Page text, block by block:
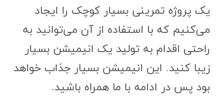
یک پروژه تمرینی بسیار کوچک را ایجاد
می‌کنیم که با استفاده از آن می‌توانید به
راحتی اقدام به تولید یک انیمیشن بسیار
زیبا کنید. این انیمیشن بسیار جذاب خواهد
بود پس در ادامه با ما همراه باشید.